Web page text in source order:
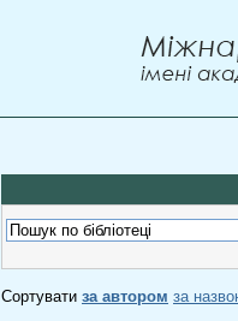
Сортувати за автором за